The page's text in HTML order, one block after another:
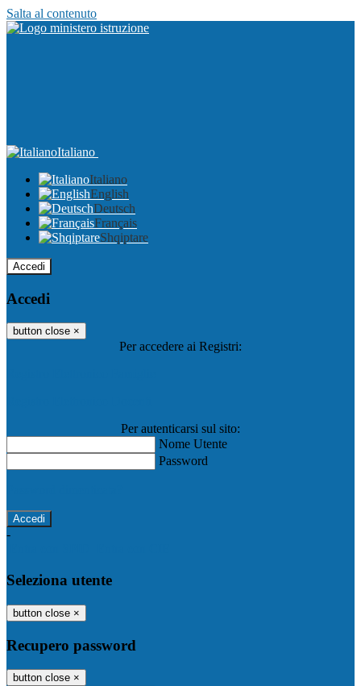
Salta al contenuto
Italiano
Italiano
English
Deutsch
Français
Shqiptare
Accedi
Accedi
button close ×
Per accedere ai Registri:
Per autenticarsi sul sito:
Nome Utente
Password
-
Seleziona utente
button close ×
Recupero password
button close ×